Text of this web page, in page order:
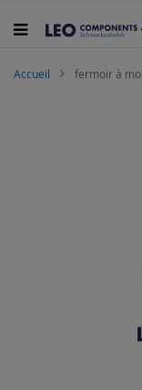
au
Accueil fermoir à